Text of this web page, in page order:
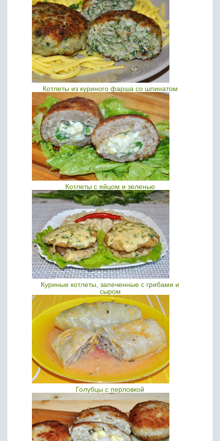
Котлеты из куриного фарша со шпинатом
Котлеты с яйцом и зеленью
Куриные котлеты, запеченные с грибами и
сыром
Голубцы с перловкой